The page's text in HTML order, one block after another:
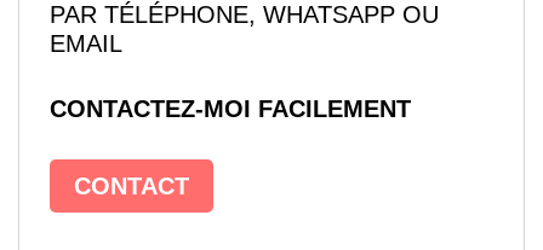
PAR TÉLÉPHONE, WHATSAPP OU
EMAIL
CONTACTEZ-MOI FACILEMENT
CONTACT